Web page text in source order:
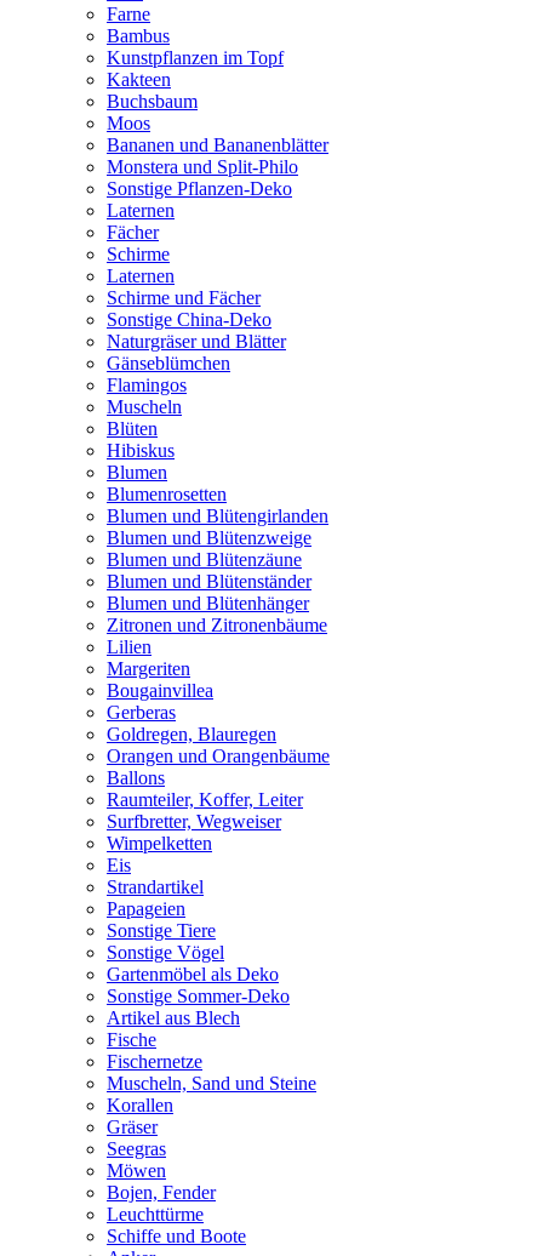
Farne
Bambus
Kunstpflanzen im Topf
Kakteen
Buchsbaum
Moos
Bananen und Bananenblätter
Monstera und Split-Philo
Sonstige Pflanzen-Deko
Laternen
Fächer
Schirme
Laternen
Schirme und Fächer
Sonstige China-Deko
Naturgräser und Blätter
Gänseblümchen
Flamingos
Muscheln
Blüten
Hibiskus
Blumen
Blumenrosetten
Blumen und Blütengirlanden
Blumen und Blütenzweige
Blumen und Blütenzäune
Blumen und Blütenständer
Blumen und Blütenhänger
Zitronen und Zitronenbäume
Lilien
Margeriten
Bougainvillea
Gerberas
Goldregen, Blauregen
Orangen und Orangenbäume
Ballons
Raumteiler, Koffer, Leiter
Surfbretter, Wegweiser
Wimpelketten
Eis
Strandartikel
Papageien
Sonstige Tiere
Sonstige Vögel
Gartenmöbel als Deko
Sonstige Sommer-Deko
Artikel aus Blech
Fische
Fischernetze
Muscheln, Sand und Steine
Korallen
Gräser
Seegras
Möwen
Bojen, Fender
Leuchttürme
Schiffe und Boote